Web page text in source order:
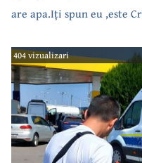
are apa.Iți spun eu ,este
404 vizualizari